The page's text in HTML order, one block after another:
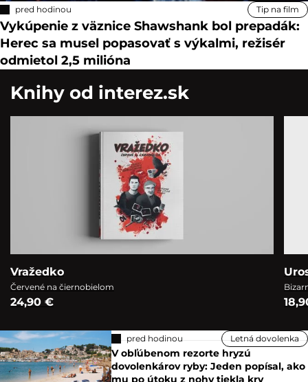
pred hodinou Tip na film
Vykúpenie z väznice Shawshank bol prepadák:
Herec sa musel popasovať s výkalmi, režisér
odmietol 2,5 milióna
Knihy od interez.sk
Vražedko
Červené na čiernobielom
24,90 €
pred hodinou Letná dovolenka
V obľúbenom rezorte hryzú
dovolenkárov ryby: Jeden popísal, ako
mu po útoku z nohy tiekla krv